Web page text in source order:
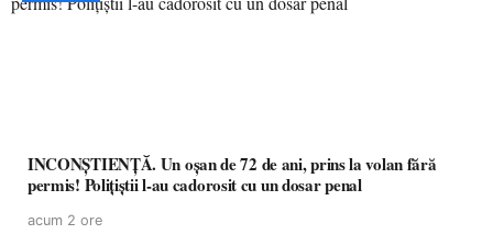
INCONȘTIENȚĂ. Un oșan de 72 de ani, prins la volan fără
permis! Polițiștii l-au cadorosit cu un dosar penal
acum 2 ore